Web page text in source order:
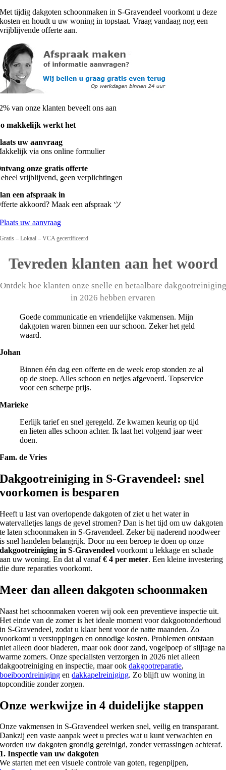
Met tijdig dakgoten schoonmaken in S-Gravendeel voorkomt u deze
kosten en houdt u uw woning in topstaat. Vraag vandaag nog een
vrijblijvende offerte aan.
van onze klanten beveelt ons aan
makkelijk werkt het
uw aanvraag
via ons online formulier
onze gratis offerte
vrijblijvend, geen verplichtingen
een afspraak in
akkoord? Maak een afspraak ツ
Plaats uw aanvraag
Gratis – Lokaal – VCA gecertificeerd
Tevreden klanten aan het woord
Ontdek hoe klanten onze snelle en betaalbare dakgootreiniging
in 2026 hebben ervaren
Goede communicatie en vriendelijke vakmensen. Mijn
dakgoten waren binnen een uur schoon. Zeker het geld
waard.
Johan
Binnen één dag een offerte en de week erop stonden ze al
op de stoep. Alles schoon en netjes afgevoerd. Topservice
voor een scherpe prijs.
Marieke
Eerlijk tarief en snel geregeld. Ze kwamen keurig op tijd
en lieten alles schoon achter. Ik laat het volgend jaar weer
doen.
Fam. de Vries
Dakgootreiniging in S-Gravendeel: snel
voorkomen is besparen
Heeft u last van overlopende dakgoten of ziet u het water in
watervalletjes langs de gevel stromen? Dan is het tijd om uw dakgoten
te laten schoonmaken in S-Gravendeel. Zeker bij naderend noodweer
is snel handelen belangrijk. Door nu een beroep te doen op onze
dakgootreiniging in S-Gravendeel voorkomt u lekkage en schade
aan uw woning. En dat al vanaf€ 4 per meter. Een kleine investering
die dure reparaties voorkomt.
Meer dan alleen dakgoten schoonmaken
Naast het schoonmaken voeren wij ook een preventieve inspectie uit.
Het einde van de zomer is het ideale moment voor dakgootonderhoud
in S-Gravendeel, zodat u klaar bent voor de natte maanden. Zo
voorkomt u verstoppingen en onnodige kosten. Problemen ontstaan
niet alleen door bladeren, maar ook door zand, vogelpoep of slijtage na
warme zomers. Onze specialisten verzorgen in 2026 niet alleen
dakgootreiniging en inspectie, maar ookdakgootreparatie,
boeiboordreiniging endakkapelreiniging. Zo blijft uw woning in
topconditie zonder zorgen.
Onze werkwijze in 4 duidelijke stappen
Onze vakmensen in S-Gravendeel werken snel, veilig en transparant.
Dankzij een vaste aanpak weet u precies wat u kunt verwachten en
worden uw dakgoten grondig gereinigd, zonder verrassingen achteraf.
1. Inspectie van uw dakgoten
We starten met een visuele controle van goten, regenpijpen,